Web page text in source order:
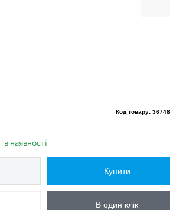
Код товару: 36748
в наявності
Купити
В один клік